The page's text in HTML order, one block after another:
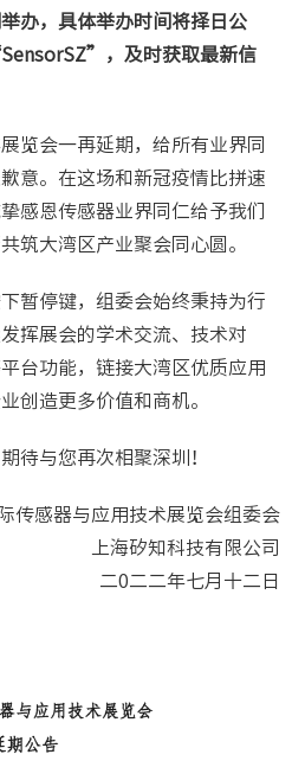
办，具体举办时间将择日公
，及时获取最新信
览会一再延期，给所有业界同
意。在这场和新冠疫情比拼速
感恩传感器业界同仁给予我们
筑大湾区产业聚会同心圆。
暂停键，组委会始终秉持为行
挥展会的学术交流、技术对
台功能，链接大湾区优质应用
创造更多价值和商机。
待与您再次相聚深圳！
传感器与应用技术展览会组委会
上海矽知科技有限公司
二0二二年七月十二日